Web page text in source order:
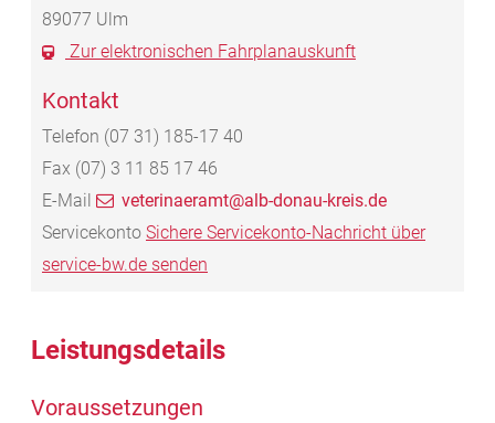
89077 Ulm
Zur elektronischen Fahrplanauskunft
Kontakt
Telefon (07 31) 185-17 40
Fax (07) 3 11 85 17 46
E-Mail
veterinaeramt@alb-donau-kreis.de
Servicekonto Sichere Servicekonto-Nachricht über
service-bw.de senden
Leistungsdetails
Voraussetzungen